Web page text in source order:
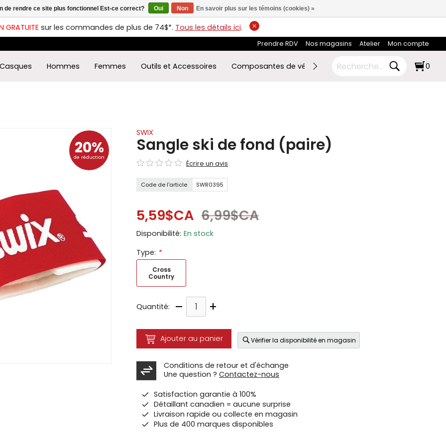
GRATUITEsur les commandes de plus de 74$*. Tous les détails ici.
Prendre RDV Nos magasins Atelier Mon compte
Casques Hommes Femmes Outils et Accessoires Composantes de vélo Ski de fond RABAIS FIN DE
0
20%
de réduction
SWIX
Sangle ski de fond (paire)
Écrire un avis
Code de l'article SWR0395
5,59$CA 6,99$CA
Disponibilité: En stock
Type: *
Cross
Country
Quantité: – +
Ajouter au panier Vérifier la disponibilité en magasin
Conditions de retour et d'échange
Une question ? Contactez-nous
Satisfaction garantie à 100%
Détaillant canadien = aucune surprise
Livraison rapide ou collecte en magasin
Plus de 400 marques disponibles
de rendre ce site plus fonctionnel Est-ce correct? Oui Non En savoir plus sur les témoins (cookies) »